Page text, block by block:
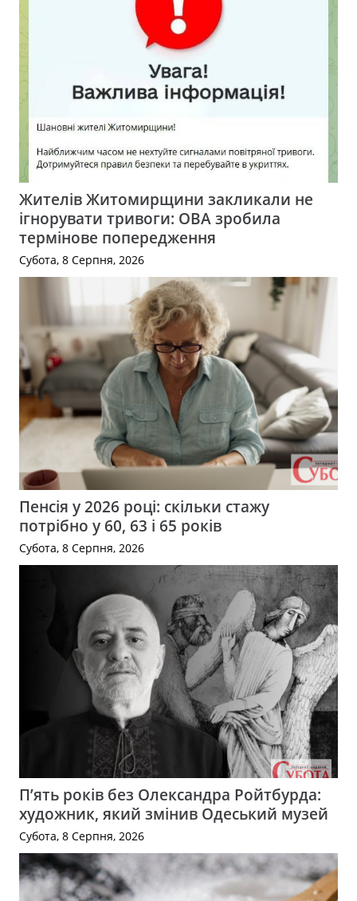
Жителів Житомирщини закликали не
ігнорувати тривоги: ОВА зробила
термінове попередження
Субота, 8 Серпня, 2026
Пенсія у 2026 році: скільки стажу
потрібно у 60, 63 і 65 років
Субота, 8 Серпня, 2026
П’ять років без Олександра Ройтбурда:
художник, який змінив Одеський музей
Субота, 8 Серпня, 2026